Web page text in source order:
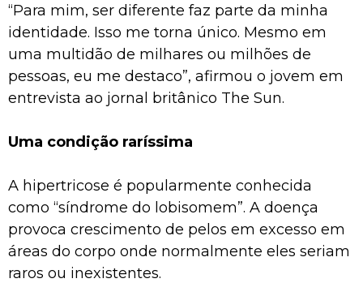
“Para mim, ser diferente faz parte da minha
identidade. Isso me torna único. Mesmo em
uma multidão de milhares ou milhões de
pessoas, eu me destaco”, afirmou o jovem em
entrevista ao jornal britânico The Sun.
Uma condição raríssima
A hipertricose é popularmente conhecida
como “síndrome do lobisomem”. A doença
provoca crescimento de pelos em excesso em
áreas do corpo onde normalmente eles seriam
raros ou inexistentes.